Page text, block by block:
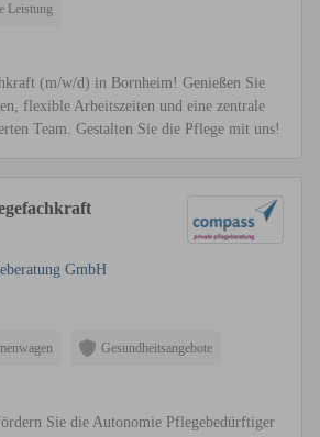
Leistung
(m/w/d) in Bornheim! Genießen Sie
flexible Arbeitszeiten und eine zentrale
Team. Gestalten Sie die Pflege mit uns!
GmbH
Gesundheitsangebote
Sie die Autonomie Pflegebedürftiger